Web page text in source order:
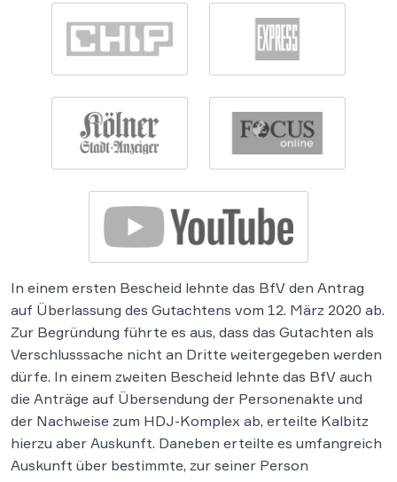
In einem ersten Bescheid lehnte das BfV den Antrag
auf Überlassung des Gutachtens vom 12. März 2020 ab.
Zur Begründung führte es aus, dass das Gutachten als
Verschlusssache nicht an Dritte weitergegeben werden
dürfe. In einem zweiten Bescheid lehnte das BfV auch
die Anträge auf Übersendung der Personenakte und
der Nachweise zum HDJ-Komplex ab, erteilte Kalbitz
hierzu aber Auskunft. Daneben erteilte es umfangreich
Auskunft über bestimmte, zur seiner Person